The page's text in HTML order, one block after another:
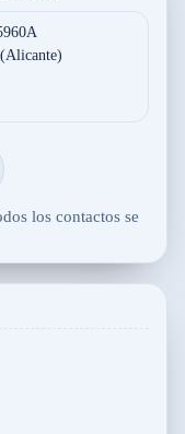
los contactos se